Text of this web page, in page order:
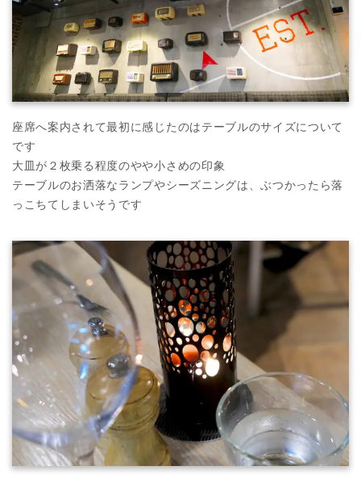
座席へ案内されて最初に感じたのはテーブルのサイズについて
です
大皿が２枚乗る程度のやや小さめの印象
テーブルのお洒落なランプやシーズニングは、ぶつかったら落
っこちてしまいそうです